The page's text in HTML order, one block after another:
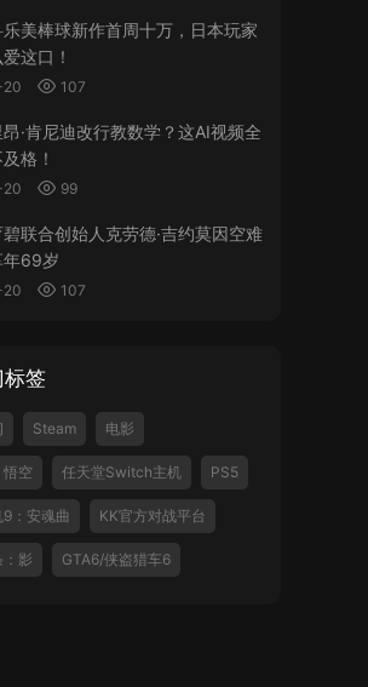
美棒球新作首周十万，日本玩家
这口！
107
·肯尼迪改行教数学？这AI视频全
格！
99
联合创始人克劳德·吉约莫因空难
年69岁
107
标签
Steam 电影
悟空 任天堂Switch主机 PS5
：安魂曲 KK官方对战平台
：影 GTA6/侠盗猎车6